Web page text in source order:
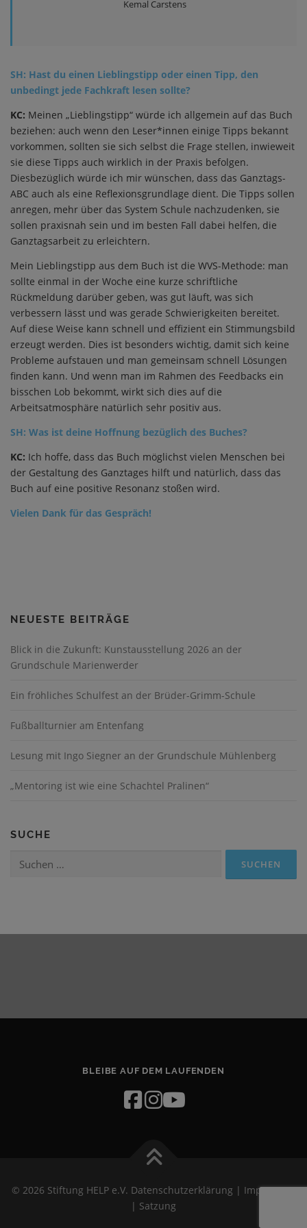
Kemal Carstens
SH: Hast du einen Lieblingstipp oder einen Tipp, den
unbedingt jede Fachkraft lesen sollte?
KC: Meinen „Lieblingstipp“ würde ich allgemein auf das Buch
beziehen: auch wenn den Leser*innen einige Tipps bekannt
vorkommen, sollten sie sich selbst die Frage stellen, inwieweit
sie diese Tipps auch wirklich in der Praxis befolgen.
Diesbezüglich würde ich mir wünschen, dass das Ganztags-
ABC auch als eine Reflexionsgrundlage dient. Die Tipps sollen
anregen, mehr über das System Schule nachzudenken, sie
sollen praxisnah sein und im besten Fall dabei helfen, die
Ganztagsarbeit zu erleichtern.
Mein Lieblingstipp aus dem Buch ist die WVS-Methode: man
sollte einmal in der Woche eine kurze schriftliche
Rückmeldung darüber geben, was gut läuft, was sich
verbessern lässt und was gerade Schwierigkeiten bereitet.
Auf diese Weise kann schnell und effizient ein Stimmungsbild
erzeugt werden. Dies ist besonders wichtig, damit sich keine
Probleme aufstauen und man gemeinsam schnell Lösungen
finden kann. Und wenn man im Rahmen des Feedbacks ein
bisschen Lob bekommt, wirkt sich dies auf die
Arbeitsatmosphäre natürlich sehr positiv aus.
SH: Was ist deine Hoffnung bezüglich des Buches?
KC: Ich hoffe, dass das Buch möglichst vielen Menschen bei
der Gestaltung des Ganztages hilft und natürlich, dass das
Buch auf eine positive Resonanz stoßen wird.
Vielen Dank für das Gespräch!
NEUESTE BEITRÄGE
Blick in die Zukunft: Kunstausstellung 2026 an der
Grundschule Marienwerder
Ein fröhliches Schulfest an der Brüder-Grimm-Schule
Fußballturnier am Entenfang
Lesung mit Ingo Siegner an der Grundschule Mühlenberg
„Mentoring ist wie eine Schachtel Pralinen“
SUCHE
Suchen
BLEIBE AUF DEM LAUFENDEN
© 2026 Stiftung HELP e.V. Datenschutzerklärung | Impressum
| Satzung